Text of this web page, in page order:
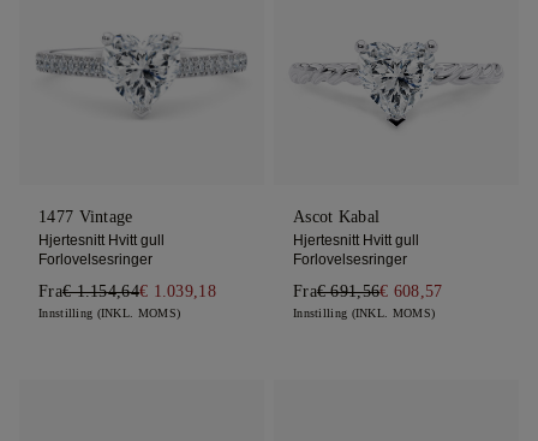
1477 Vintage
Hjertesnitt Hvitt gull
Forlovelsesringer
Fra€ 1.154,64€ 1.039,18
Innstilling (INKL. MOMS)
Ascot Kabal
Hjertesnitt Hvitt gull
Forlovelsesringer
Fra€ 691,56€ 608,57
Innstilling (INKL. MOMS)